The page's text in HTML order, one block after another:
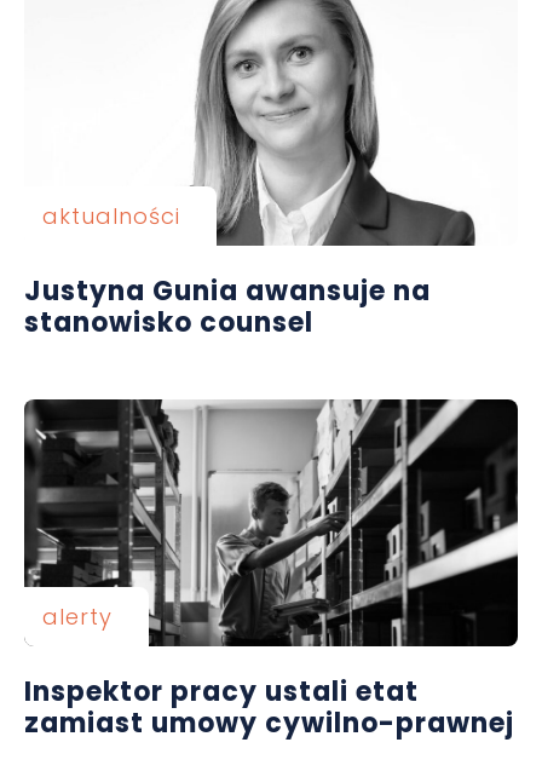
aktualności
Justyna Gunia awansuje na
stanowisko counsel
alerty
Inspektor pracy ustali etat
zamiast umowy cywilno-prawnej